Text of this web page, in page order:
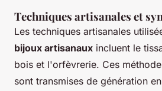
Techniques artisanales et
Les techniques artisanales
bijoux artisanaux incluent le
bois et l'orfèvrerie. Ces
sont transmises de génération